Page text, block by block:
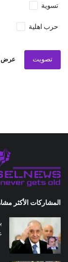
تسوية
حرب اهلية
تصويت عرض
المشاركات الأكثر